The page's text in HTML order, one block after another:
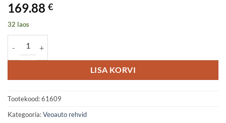
169.88 €
32 laos
LISA KORVI
Tootekood:61609
Kategooria:Veoauto rehvid